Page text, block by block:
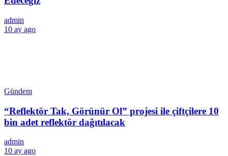
admin
10 ay ago
Gündem
“Reflektör Tak, Görünür Ol” projesi ile çiftçilere 10
bin adet reflektör dağıtılacak
admin
10 ay ago